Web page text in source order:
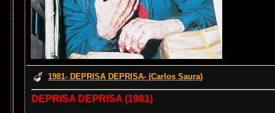
1981- DEPRISA DEPRISA- (Carlos Saura)
DEPRISA DEPRISA (1981)